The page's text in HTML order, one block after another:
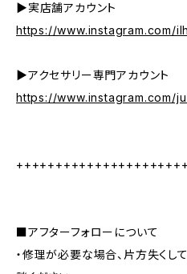
▶︎実店舗アカウント
https://www.instagram.com/
▶︎アクセサリー専門アカウント
https://www.instagram.com/
■アフターフォローについて
・修理が必要な場合、片方失くし